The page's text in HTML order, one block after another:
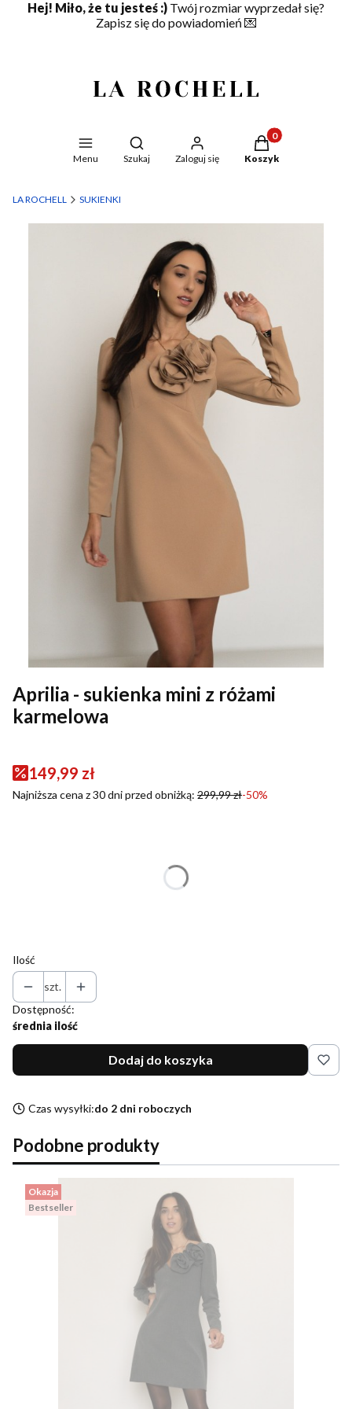
Hej! Miło, że tu jesteś :) Twój rozmiar wyprzedał się?
Zapisz się do powiadomień 💌
Menu
Otwórz wyszukiwarkę
Szukaj Zaloguj się
Produkty w
Koszyk
LA ROCHELL SUKIENKI
Aprilia - sukienka mini z różami
karmelowa
149,99 zł
Najniższa cena z 30 dni przed obniżką: 299,99 zł-50%
Ilość
szt.
Dostępność:
średnia ilość
Dodaj do koszyka
Czas wysyłki:do 2 dni roboczych
Podobne produkty
Okazja
Bestseller